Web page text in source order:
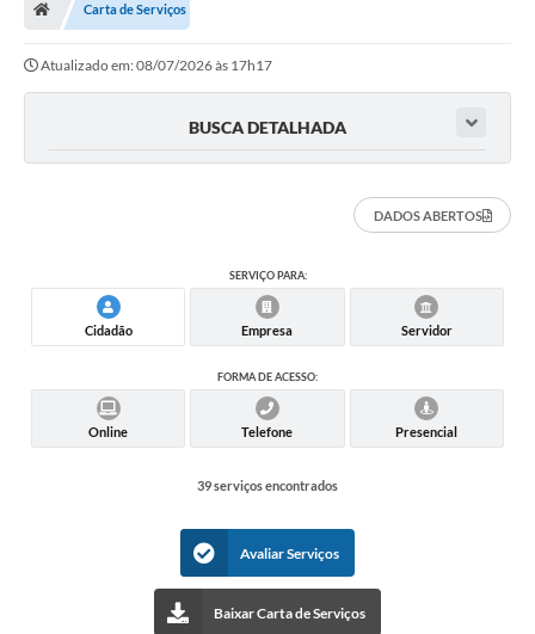
Secretarias
Editais
Transparência Pública
Legislação
Carta de Serviços
Atualizado em: 08/07/2026 às 17h17
BUSCA DETALHADA
DADOS ABERTOS
SERVIÇO PARA:
Cidadão Empresa Servidor
FORMA DE ACESSO:
Online Telefone Presencial
39 serviços encontrados
Avaliar Serviços
Baixar Carta de Serviços